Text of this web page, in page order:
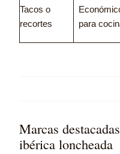
Tacos o
recortes
para
Marcas
ibérica loncheada